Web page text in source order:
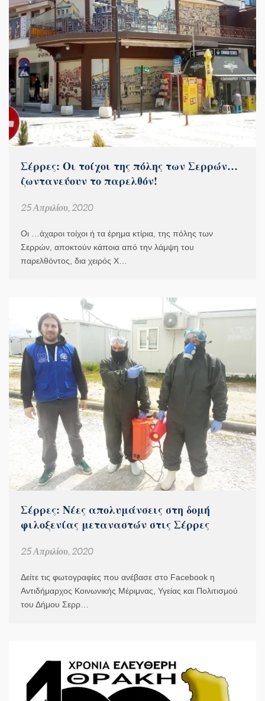
Σέρρες: Οι τοίχοι της πόλης των Σερρών…
ζωντανεύουν το παρελθόν!
25 Απριλίου, 2020
Οι …άχαροι τοίχοι ή τα έρημα κτίρια, της πόλης των
Σερρών, αποκτούν κάποια από την λάμψη του
παρελθόντος, δια χειρός Χ…
Σέρρες: Νέες απολυμάνσεις στη δομή
φιλοξενίας μεταναστών στις Σέρρες
25 Απριλίου, 2020
Δείτε τις φωτογραφίες που ανέβασε στο Facebook η
Αντιδήμαρχος Κοινωνικής Μέριμνας, Υγείας και Πολιτισμού
του Δήμου Σερρ…